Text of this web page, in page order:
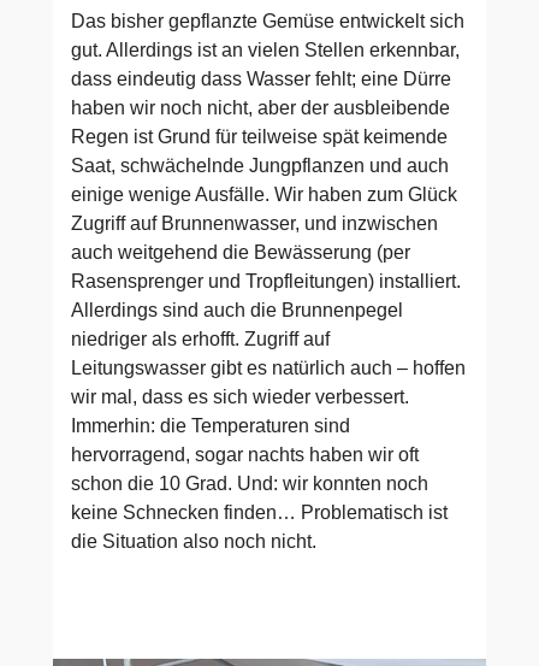
Das bisher gepflanzte Gemüse entwickelt sich
gut. Allerdings ist an vielen Stellen erkennbar,
dass eindeutig dass Wasser fehlt; eine Dürre
haben wir noch nicht, aber der ausbleibende
Regen ist Grund für teilweise spät keimende
Saat, schwächelnde Jungpflanzen und auch
einige wenige Ausfälle. Wir haben zum Glück
Zugriff auf Brunnenwasser, und inzwischen
auch weitgehend die Bewässerung (per
Rasensprenger und Tropfleitungen) installiert.
Allerdings sind auch die Brunnenpegel
niedriger als erhofft. Zugriff auf
Leitungswasser gibt es natürlich auch – hoffen
wir mal, dass es sich wieder verbessert.
Immerhin: die Temperaturen sind
hervorragend, sogar nachts haben wir oft
schon die 10 Grad. Und: wir konnten noch
keine Schnecken finden… Problematisch ist
die Situation also noch nicht.